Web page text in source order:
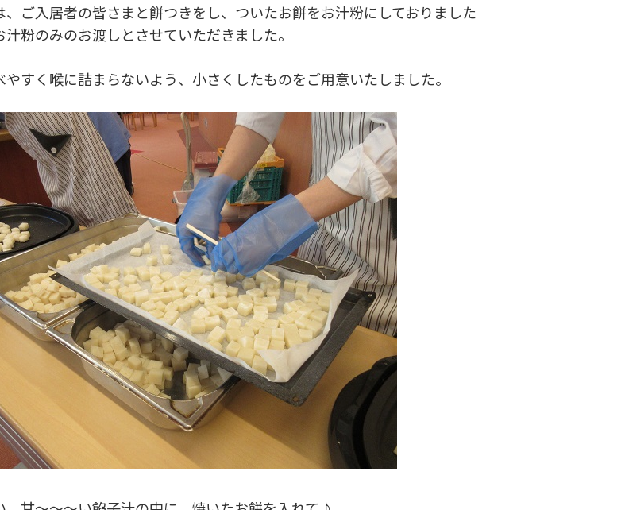
、ご入居者の皆さまと餅つきをし、ついたお餅をお汁粉にしておりました
粉のみのお渡しとさせていただきました。
やすく喉に詰まらないよう、小さくしたものをご用意いたしました。